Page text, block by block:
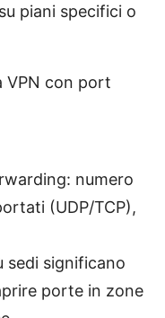
piani specifici o
VPN con port
numero
(UDP/TCP),
sedi significano
porte in zone